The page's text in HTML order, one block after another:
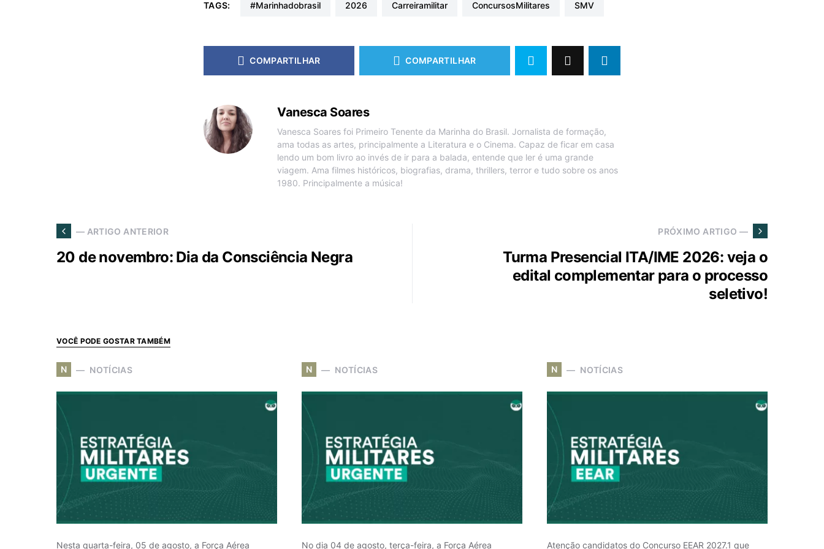
TAGS: #marinhadobrasil 2026 carreiramilitar ConcursosMilitares SMV
COMPARTILHAR COMPARTILHAR
Vanesca Soares
Vanesca Soares foi Primeiro Tenente da Marinha do Brasil. Jornalista de formação,
ama todas as artes, principalmente a Literatura e o Cinema. Capaz de ficar em casa
lendo um bom livro ao invés de ir para a balada, entende que ler é uma grande
viagem. Ama filmes históricos, biografias, drama, thrillers, terror e tudo sobre os anos
1980. Principalmente a música!
— ARTIGO ANTERIOR
20 de novembro: Dia da Consciência Negra
PRÓXIMO ARTIGO —
Turma Presencial ITA/IME 2026: veja o
edital complementar para o processo
seletivo!
VOCÊ PODE GOSTAR TAMBÉM
N NOTÍCIAS
Nesta quarta-feira, 05 de agosto, a Força Aérea
N NOTÍCIAS
No dia 04 de agosto, terça-feira, a Força Aérea
N NOTÍCIAS
Atenção candidatos do Concurso EEAR 2027.1 que